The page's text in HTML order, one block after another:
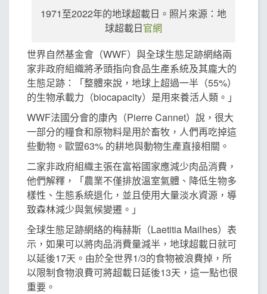
1971至2022年的地球超載日。照片來源：地
球超載日官網
世界自然基金會（WWF）與全球生態足跡網絡兩
家非政府組織將矛頭指向食品生產系統及其龐大的
生態足跡：「整體來說，地球上超過一半（55%）
的生物承載力（biocapacity）是用來養活人類。」
WWF法國分會的康內（Pierre Cannet）說，很大
一部分的糧食和原物料是用於畜牧，人們再吃掉這
些動物。歐盟63% 的耕地與動物生產直接相關。
二家非政府組織主張在富裕國家應減少肉品消費，
他們解釋，「農業不僅排放溫室氣體、降低生物多
樣性、生態系統退化，並且使用大量淡水資源，導
致森林減少與氣候變遷。」
全球生態足跡網絡的梅赫斯（Laetitia Mailhes）表
示，如果可以將肉品消費量減半，地球超載日就可
以延後17天。由於全世界1/3的食物被浪費掉，所
以限制食物浪費可將超載日延後13天，這一點也很
重要。